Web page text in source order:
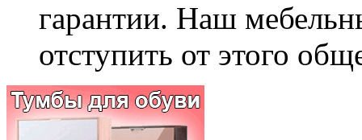
гарантии. Наш
отступить от этого